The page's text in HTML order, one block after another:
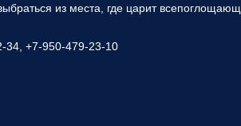
из места, где царит
34, +7-950-479-23-10